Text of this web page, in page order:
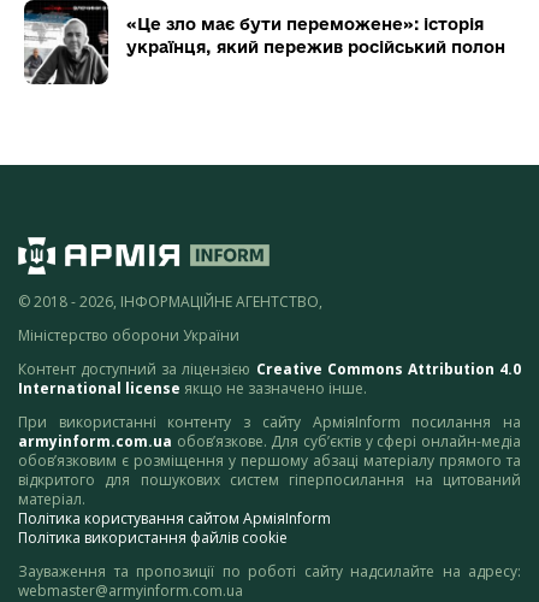
«Це зло має бути переможене»: історія
українця, який пережив російський полон
© 2018 - 2026, ІНФОРМАЦІЙНЕ АГЕНТСТВО,
Міністерство оборони України
Контент доступний за ліцензією Creative Commons Attribution 4.0
International license якщо не зазначено інше.
При використанні контенту з сайту АрміяInform посилання на
armyinform.com.ua обов’язкове. Для суб’єктів у сфері онлайн-медіа
обов’язковим є розміщення у першому абзаці матеріалу прямого та
відкритого для пошукових систем гіперпосилання на цитований
матеріал.
Політика користування сайтом АрміяInform
Політика використання файлів cookie
Зауваження та пропозиції по роботі сайту надсилайте на адресу:
webmaster@armyinform.com.ua